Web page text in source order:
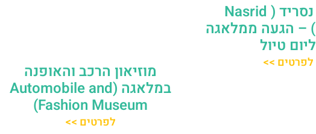
ארמון נסריד ( Nasrid
Palaces ) – הגעה ממלאגה
ליום טיול
לפרטים >>
מוזיאון הרכב והאופנה
במלאגה (Automobile and
Fashion Museum)
לפרטים >>